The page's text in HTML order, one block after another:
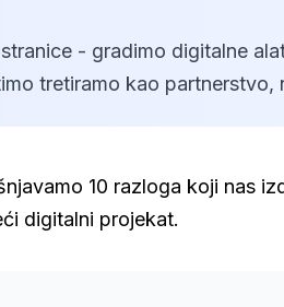
- gradimo digitalne
tretiramo kao partnerstvo,
10 razloga koji nas
digitalni projekat.